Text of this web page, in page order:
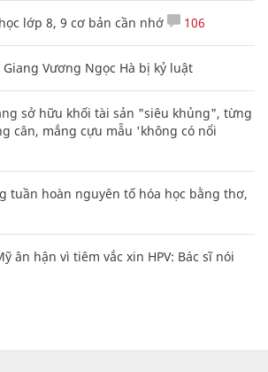
lớp 8, 9 cơ bản cần nhớ 106
Giang Vương Ngọc Hà bị kỷ luật
sở hữu khối tài sản "siêu khủng", từng
cân, mắng cựu mẫu 'không có nổi
tuần hoàn nguyên tố hóa học bằng thơ,
ân hận vì tiêm vắc xin HPV: Bác sĩ nói